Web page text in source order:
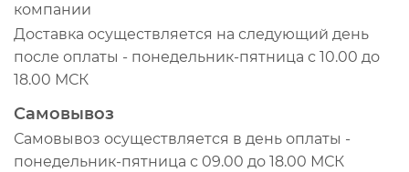
компании
Доставка осуществляется на следующий день
после оплаты - понедельник-пятница с 10.00 до
18.00 МСК
Самовывоз
Самовывоз осуществляется в день оплаты -
понедельник-пятница с 09.00 до 18.00 МСК